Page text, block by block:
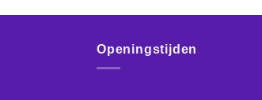
Openingstijden